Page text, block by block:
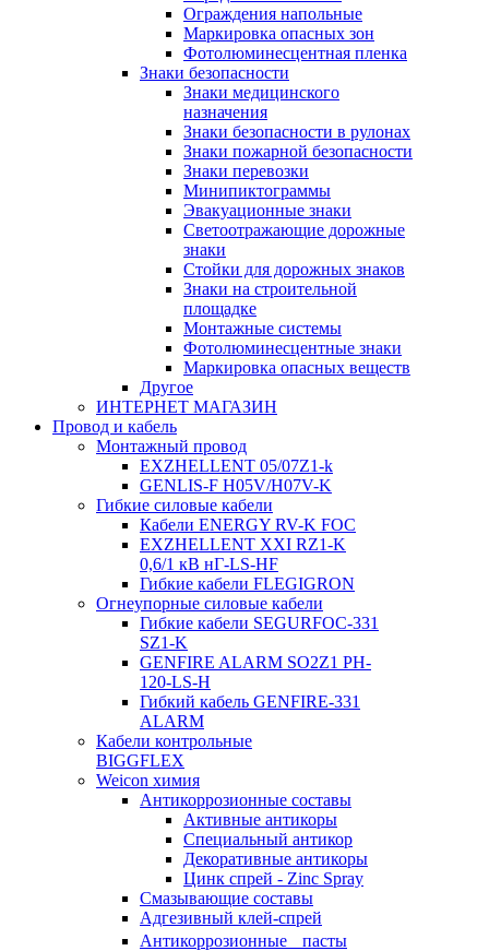
Ограждения напольные
Маркировка опасных зон
Фотолюминесцентная пленка
Знаки безопасности
Знаки медицинского
назначения
Знаки безопасности в рулонах
Знаки пожарной безопасности
Знаки перевозки
Минипиктограммы
Эвакуационные знаки
Светоотражающие дорожные
знаки
Стойки для дорожных знаков
Знаки на строительной
площадке
Монтажные системы
Фотолюминесцентные знаки
Маркировка опасных веществ
Другое
ИНТЕРНЕТ МАГАЗИН
Провод и кабель
Монтажный провод
EXZHELLENT 05/07Z1-k
GENLIS-F Н05V/H07V-K
Гибкие силовые кабели
Кабели ENERGY RV-K FOC
EXZHELLENT XXI RZ1-K
0,6/1 кВ нГ-LS-HF
Гибкие кабели FLEGIGRON
Огнеупорные силовые кабели
Гибкие кабели SEGURFOC-331
SZ1-K
GENFIRE ALARM SO2Z1 PH-
120-LS-H
Гибкий кабель GENFIRE-331
ALARM
Кабели контрольные
BIGGFLEX
Weicon химия
Антикоррозионные составы
Активные антикоры
Специальный антикор
Декоративные антикоры
Цинк спрей - Zinc Spray
Смазывающие составы
Адгезивный клей-спрей
Антикоррозионные пасты